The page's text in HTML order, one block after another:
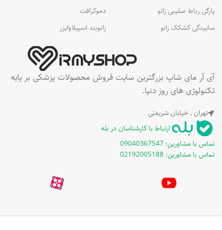
آی آر مای شاپ بزرگترین سایت فروش محصولات پزشکی بر پایه
تکنولوژی های روز دنیا.
تهران , خیابان شریعتی
ارتباط با کارشناسان در بله
تماس با مشاورین: 09040367547
تماس با مشاورین: 02192005188
دموکرافت
زانوبند اسپیلاوایزر
پارگی رباط صلیبی زانو
ساییدگی کشکک زانو